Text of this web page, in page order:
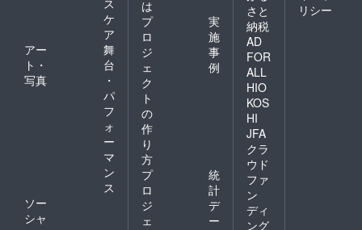
ケ
ア
アー
ト・
写真
舞
台
・
パ
フ
ォ
ー
マ
ン
ス
ソー
シャ
は
プ
ロ
ジ
ェ
ク
ト
の
作
り
方
実
施
事
例
プ
ロ
ジ
ェ
統
計
デ
ー
さと
納税
AD
FOR
ALL
HIO
KOS
HI
JFA
クラ
ウド
ファ
ン
ディ
ング
リシー